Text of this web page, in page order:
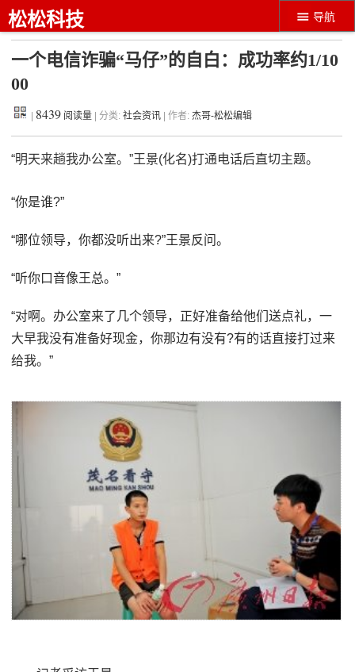
导航
松松科技
一个电信诈骗“马仔”的自白：成功率约1/10
00
8439 阅读量 | 分类:社会资讯 | 作者:杰哥-松松编辑
“明天来趟我办公室。”王景(化名)打通电话后直切主题。
“你是谁?”
“哪位领导，你都没听出来?”王景反问。
“听你口音像王总。”
“对啊。办公室来了几个领导，正好准备给他们送点礼，一
大早我没有准备好现金，你那边有没有?有的话直接打过来
给我。”